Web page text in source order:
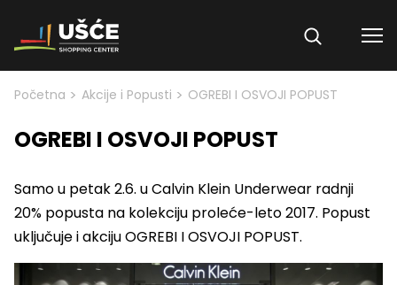
Skip to content
Početna > Akcije i Popusti > OGREBI I OSVOJI POPUST
OGREBI I OSVOJI POPUST
Samo u petak 2.6. u Calvin Klein Underwear radnji
20% popusta na kolekciju proleće-leto 2017. Popust
uključuje i akciju OGREBI I OSVOJI POPUST.